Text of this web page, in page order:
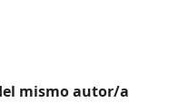
mismo autor/a